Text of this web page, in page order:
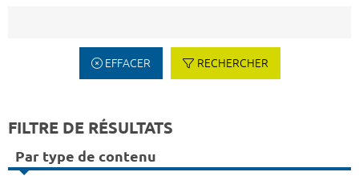
EFFACER RECHERCHER
FILTRE DE RÉSULTATS
Par type de contenu